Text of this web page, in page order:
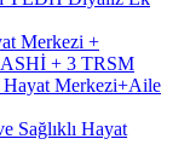
Merkezi +
+ 3 TRSM
Hayat Merkezi+Aile
Sağlıklı Hayat